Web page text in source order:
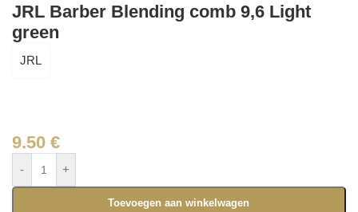
JRL Barber Blending comb 9,6 Light
green
JRL
9.50 €
- +
Toevoegen aan winkelwagen